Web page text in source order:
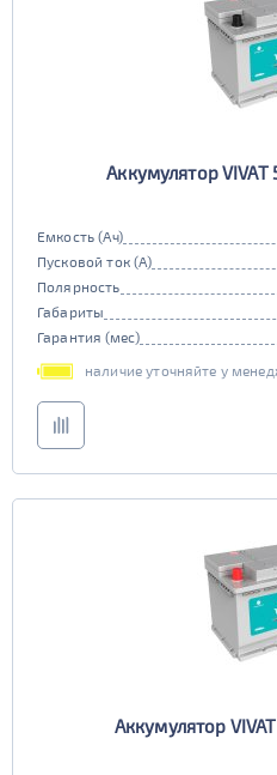
Аккумулятор VIVAT
Емкость (Ач)
Пусковой ток (А)
Полярность
Габариты
Гарантия (мес)
наличие уточняйте у
Аккумулятор